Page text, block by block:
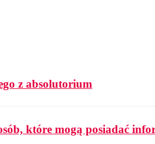
z absolutorium
które mogą posiadać